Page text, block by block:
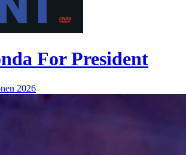
For President
2026